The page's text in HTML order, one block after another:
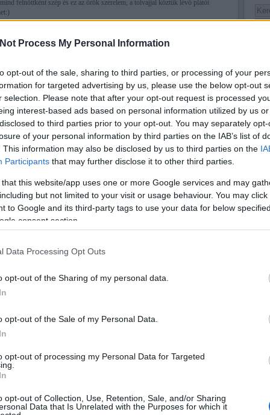
Process My Personal Information
opt-out of the sale, sharing to third parties, or processing of your
for targeted advertising by us, please use the below opt-out
selection. Please note that after your opt-out request is processed
interest-based ads based on personal information utilized by us
to third parties prior to your opt-out. You may separately
of your personal information by third parties on the IAB’s list of
This information may also be disclosed by us to third parties on the
Participants that may further disclose it to other third parties.
that this website/app uses one or more Google services and may
but not limited to your visit or usage behaviour. You may
to Google and its third-party tags to use your data for below
consent section.
Data Processing Opt Outs
opt-out of the Sharing of my personal data.
opt-out of the Sale of my Personal Data.
opt-out of processing my Personal Data for Targeted
opt-out of Collection, Use, Retention, Sale, and/or Sharing
Data that Is Unrelated with the Purposes for which it
akik
róla
film
felnőttként szép és ez az örök szerelem, a tolvajjal köztük lévő plátói
szereplő, akiket meg kell említenem, ők pedig: a zord Loyolai Ignác
Fülöp atya barátja, de totális ellentéte; az őrség parancsnoka (Franco
lesz, ha összetalálkozik Nérivel; és V. Sixtus pápa (a svájci Mario Adorf),
és Fülöpöt összekevernénk. Ezek az alakok pedig mindig valamilyen
alakjai. Az egyetlen dolog, ami nem tetszik benne, az a mór nős rész,
kirívó... Az ördög figurája nagyon érdekes, főleg az első inkarnációja, a
de felnőttként ezeket jobban értékeljük majd. ("Minden római ereiben
például az, hogy Federica Mastroianni Marcello Mastroianni unokahúga,